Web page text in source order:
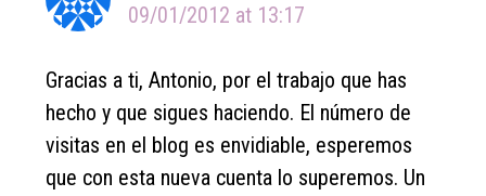
09/01/2012 at 13:17
Gracias a ti, Antonio, por el trabajo que has
hecho y que sigues haciendo. El número de
visitas en el blog es envidiable, esperemos
que con esta nueva cuenta lo superemos. Un